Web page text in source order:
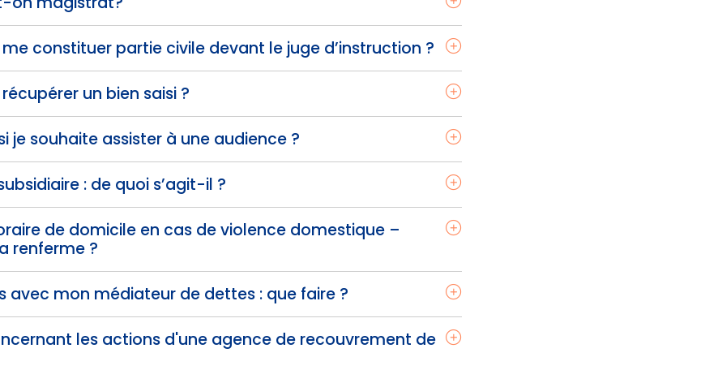
constituer partie civile devant le juge d’instruction ?
un bien saisi ?
je souhaite assister à une audience ?
: de quoi s’agit-il ?
de domicile en cas de violence domestique –
renferme ?
avec mon médiateur de dettes : que faire ?
les actions d'une agence de recouvrement de